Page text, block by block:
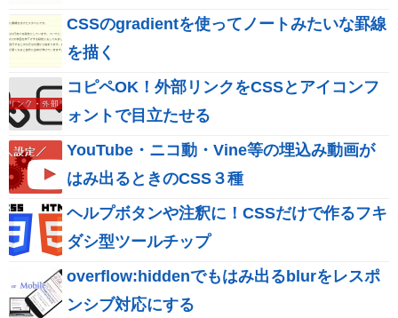
CSSのgradientを使ってノートみたいな罫線
を描く
コピペOK！外部リンクをCSSとアイコンフ
ォントで目立たせる
YouTube・ニコ動・Vine等の埋込み動画が
はみ出るときのCSS３種
ヘルプボタンや注釈に！CSSだけで作るフキ
ダシ型ツールチップ
overflow:hiddenでもはみ出るblurをレスポ
ンシブ対応にする